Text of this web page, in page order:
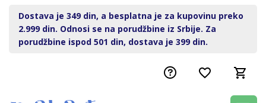
Dostava je 349 din, a besplatna je za kupovinu preko
2.999 din. Odnosi se na porudžbine iz Srbije. Za
porudžbine ispod 501 din, dostava je 399 din.